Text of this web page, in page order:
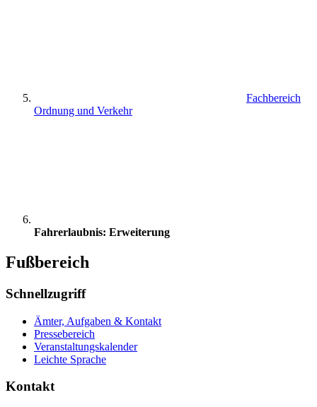
Fachbereich
Ordnung und Verkehr
Fahrerlaubnis: Erweiterung
Fußbereich
Schnellzugriff
Ämter, Aufgaben & Kontakt
Pressebereich
Veranstaltungskalender
Leichte Sprache
Kontakt